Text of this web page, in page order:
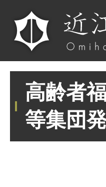
高齢者
等集団